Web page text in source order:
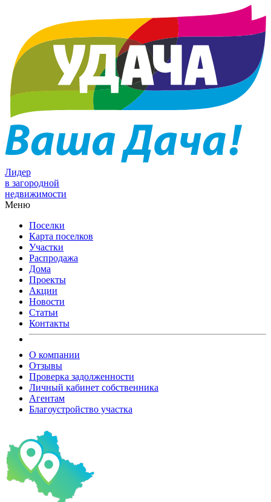
Лидер
в загородной
недвижимости
Меню
Поселки
Карта поселков
Участки
Распродажа
Дома
Проекты
Акции
Новости
Статьи
Контакты
О компании
Отзывы
Проверка задолженности
Личный кабинет собственника
Агентам
Благоустройство участка